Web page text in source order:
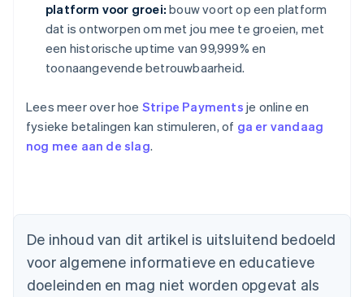
platform voor groei: bouw voort op een platform
dat is ontworpen om met jou mee te groeien, met
een historische uptime van 99,999% en
toonaangevende betrouwbaarheid.
Lees meer over hoe Stripe Payments je online en
fysieke betalingen kan stimuleren, of ga er vandaag
nog mee aan de slag.
De inhoud van dit artikel is uitsluitend bedoeld
voor algemene informatieve en educatieve
doeleinden en mag niet worden opgevat als
Australië
English
België
NederlandsFrançaisDeutschEnglish
Brazilië